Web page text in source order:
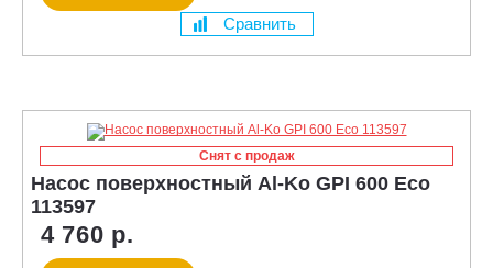
Сравнить
Снят с продаж
Насос поверхностный Al-Ko GPI 600 Eco
113597
4 760 р.